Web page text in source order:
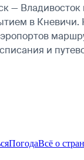
—
в
и
ПогодаВсё о